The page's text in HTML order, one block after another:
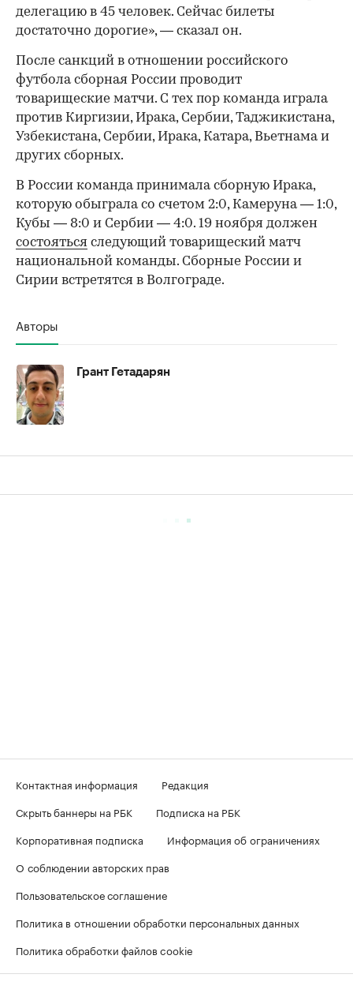
делегацию в 45 человек. Сейчас билеты
достаточно дорогие», — сказал он.
После санкций в отношении российского
футбола сборная России проводит
товарищеские матчи. С тех пор команда играла
против Киргизии, Ирака, Сербии, Таджикистана,
Узбекистана, Сербии, Ирака, Катара, Вьетнама и
других сборных.
В России команда принимала сборную Ирака,
которую обыграла со счетом 2:0, Камеруна — 1:0,
Кубы — 8:0 и Сербии — 4:0. 19 ноября должен
состояться следующий товарищеский матч
национальной команды. Сборные России и
Сирии встретятся в Волгограде.
Авторы
Грант Гетадарян
Контактная информация
Редакция
Скрыть баннеры на РБК
Подписка на РБК
Корпоративная подписка
Информация об ограничениях
О соблюдении авторских прав
Пользовательское соглашение
Политика в отношении обработки персональных данных
Политика обработки файлов cookie